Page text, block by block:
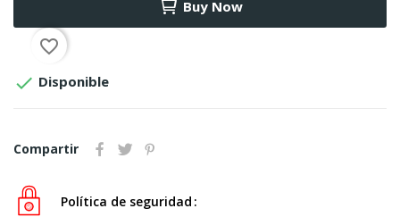
Buy Now
favorite_border
 Disponible
Compartir
Política de seguridad